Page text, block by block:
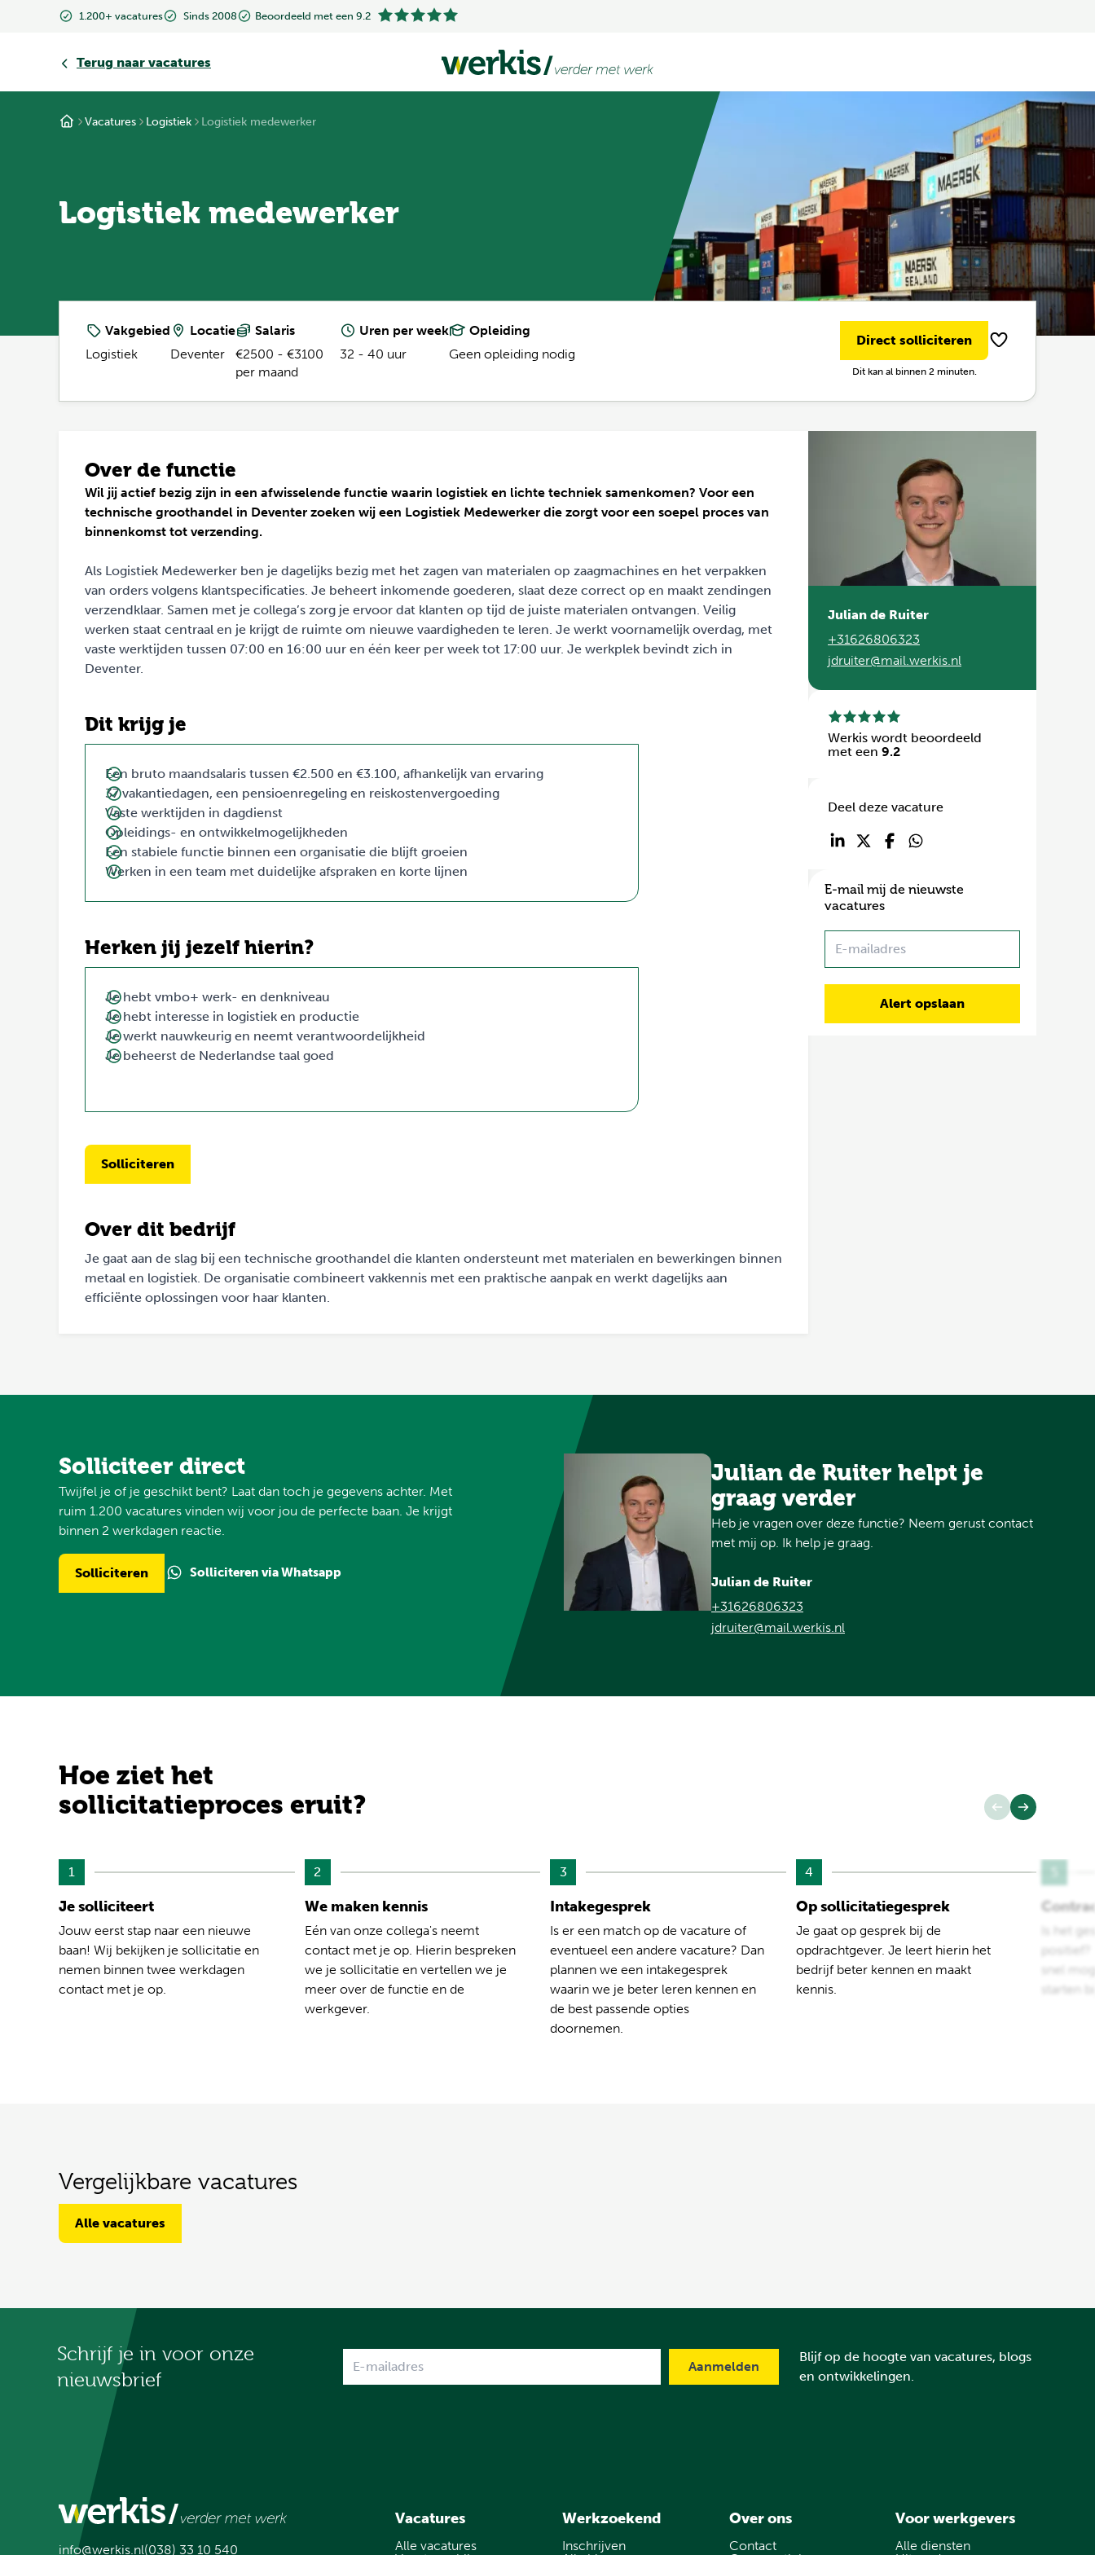
1.200+ vacatures Sinds 2008 Beoordeeld met een 9.2
Terug naar vacatures
Vacatures Logistiek Logistiek medewerker
Logistiek medewerker
Vakgebied
Logistiek
Locatie
Deventer
Salaris
€2500 - €3100
per maand
Uren per week
32 - 40 uur
Opleiding
Geen opleiding nodig
Direct solliciteren
Dit kan al binnen 2 minuten.
Over de functie
Wil jij actief bezig zijn in een afwisselende functie waarin logistiek en lichte techniek samenkomen? Voor een
technische groothandel in Deventer zoeken wij een Logistiek Medewerker die zorgt voor een soepel proces van
binnenkomst tot verzending.
Als Logistiek Medewerker ben je dagelijks bezig met het zagen van materialen op zaagmachines en het verpakken
van orders volgens klantspecificaties. Je beheert inkomende goederen, slaat deze correct op en maakt zendingen
verzendklaar. Samen met je collega’s zorg je ervoor dat klanten op tijd de juiste materialen ontvangen. Veilig
werken staat centraal en je krijgt de ruimte om nieuwe vaardigheden te leren. Je werkt voornamelijk overdag, met
vaste werktijden tussen 07:00 en 16:00 uur en één keer per week tot 17:00 uur. Je werkplek bevindt zich in
Deventer.
Dit krijg je
Een bruto maandsalaris tussen €2.500 en €3.100, afhankelijk van ervaring
37 vakantiedagen, een pensioenregeling en reiskostenvergoeding
Vaste werktijden in dagdienst
Opleidings- en ontwikkelmogelijkheden
Een stabiele functie binnen een organisatie die blijft groeien
Werken in een team met duidelijke afspraken en korte lijnen
Herken jij jezelf hierin?
Je hebt vmbo+ werk- en denkniveau
Je hebt interesse in logistiek en productie
Je werkt nauwkeurig en neemt verantwoordelijkheid
Je beheerst de Nederlandse taal goed
Solliciteren
Over dit bedrijf
Je gaat aan de slag bij een technische groothandel die klanten ondersteunt met materialen en bewerkingen binnen
metaal en logistiek. De organisatie combineert vakkennis met een praktische aanpak en werkt dagelijks aan
efficiënte oplossingen voor haar klanten.
Julian de Ruiter
+31626806323
jdruiter@mail.werkis.nl
Werkis wordt beoordeeld
met een 9.2
Deel deze vacature
E-mail mij de nieuwste
vacatures
Solliciteer direct
Twijfel je of je geschikt bent? Laat dan toch je gegevens achter. Met
ruim 1.200 vacatures vinden wij voor jou de perfecte baan. Je krijgt
binnen 2 werkdagen reactie.
Solliciteren Solliciteren via Whatsapp
Julian de Ruiter helpt je
graag verder
Heb je vragen over deze functie? Neem gerust contact
met mij op. Ik help je graag.
Julian de Ruiter
+31626806323
jdruiter@mail.werkis.nl
Hoe ziet het
sollicitatieproces eruit?
1
Je solliciteert
Jouw eerst stap naar een nieuwe
baan! Wij bekijken je sollicitatie en
nemen binnen twee werkdagen
contact met je op.
2
We maken kennis
Eén van onze collega's neemt
contact met je op. Hierin bespreken
we je sollicitatie en vertellen we je
meer over de functie en de
werkgever.
3
Intakegesprek
Is er een match op de vacature of
eventueel een andere vacature? Dan
plannen we een intakegesprek
waarin we je beter leren kennen en
de best passende opties
doornemen.
4
Op sollicitatiegesprek
Je gaat op gesprek bij de
opdrachtgever. Je leert hierin het
bedrijf beter kennen en maakt
kennis.
Is het
snel
starten
Vergelijkbare vacatures
Alle vacatures
Schrijf je in voor onze
nieuwsbrief
Blijf op de hoogte van vacatures, blogs
en ontwikkelingen.
info@werkis.nl(038) 33 10 540
Vacatures
Alle vacatures
Werkzoekend
Inschrijven
Over ons
Contact
Voor werkgevers
Alle diensten